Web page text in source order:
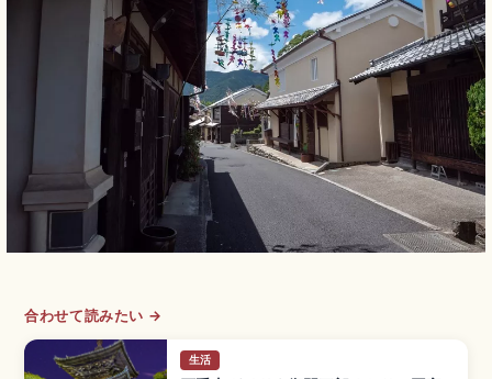
合わせて読みたい →
生活